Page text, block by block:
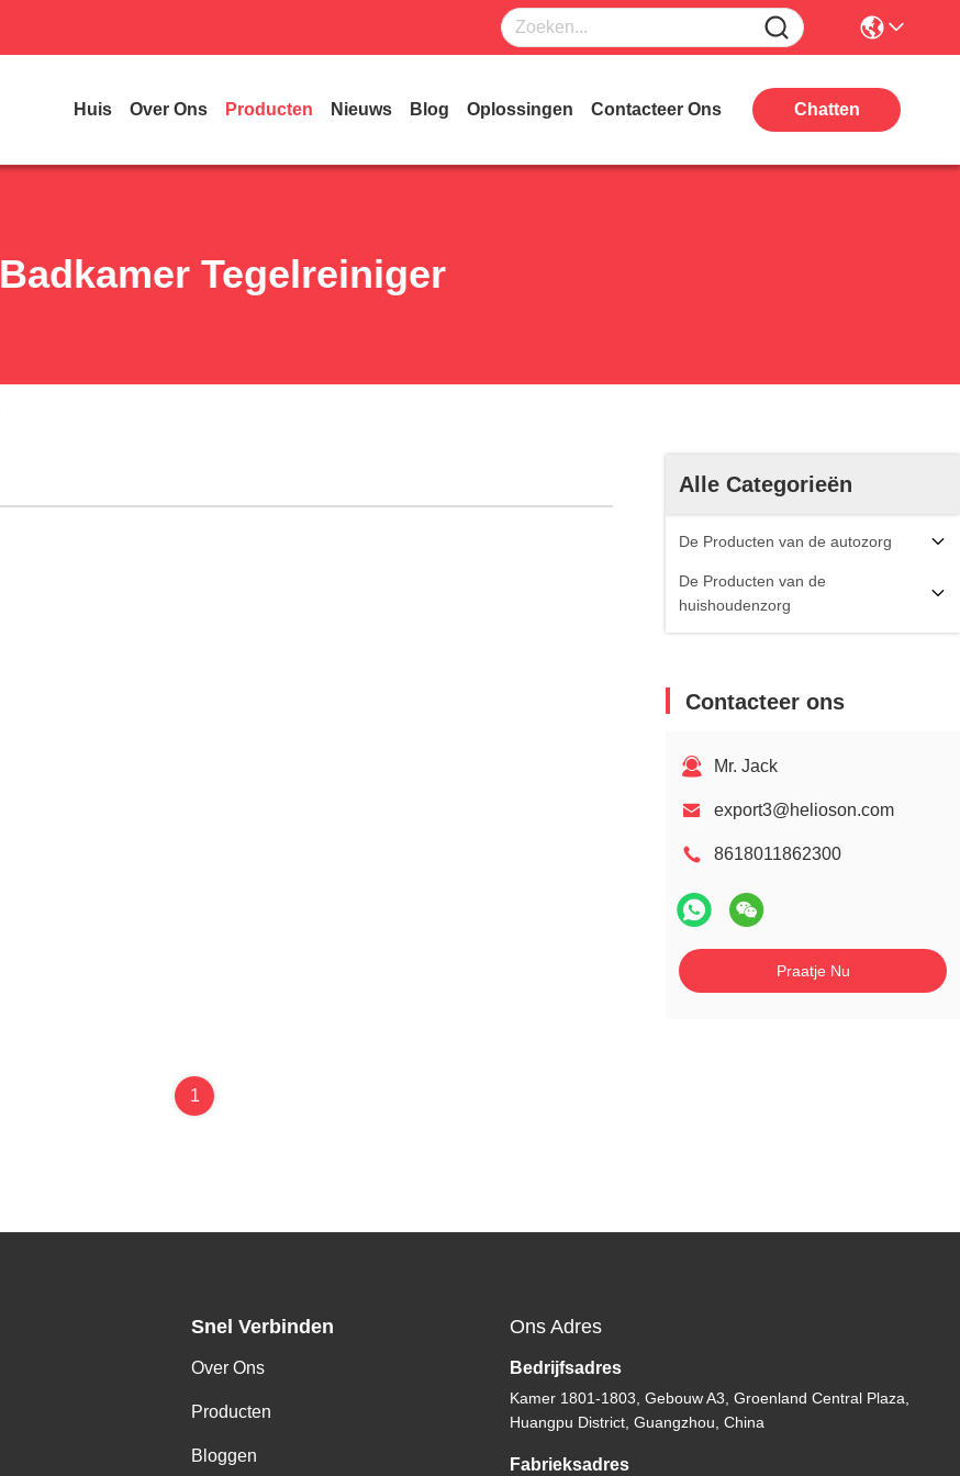
Huis Over Ons Producten Nieuws Blog Oplossingen Contacteer Ons Chatten
Badkamer Tegelreiniger
Alle Categorieën
De Producten van de autozorg
De Producten van de
huishoudenzorg
Contacteer ons
Mr. Jack
export3@helioson.com
8618011862300
Praatje Nu
1
Snel Verbinden
Over Ons
Producten
Bloggen
Ons Adres
Bedrijfsadres
Kamer 1801-1803, Gebouw A3, Groenland Central Plaza,
Huangpu District, Guangzhou, China
Fabrieksadres